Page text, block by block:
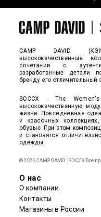
CAMP DAVID
высококачественные
сочетании с
разработанные детали
бренду его отличительный
SOCCX - The
высококачественную
жизни. Повседневная
и красочных
обувью. При этом
и становятся
одежды.
© 2026 CAMP DAVID | SOCCX Все
О нас
О компании
Контакты
Магазины в России